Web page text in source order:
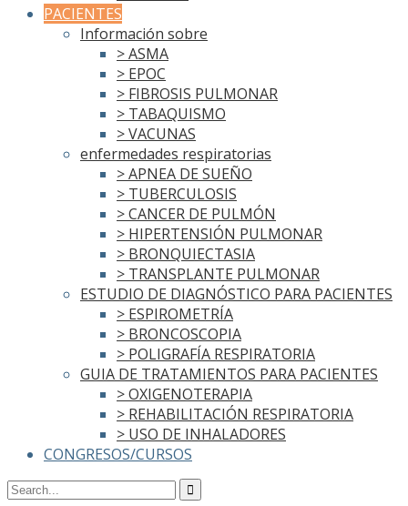
PACIENTES
Información sobre
> ASMA
> EPOC
> FIBROSIS PULMONAR
> TABAQUISMO
> VACUNAS
enfermedades respiratorias
> APNEA DE SUEÑO
> TUBERCULOSIS
> CANCER DE PULMÓN
> HIPERTENSIÓN PULMONAR
> BRONQUIECTASIA
> TRANSPLANTE PULMONAR
ESTUDIO DE DIAGNÓSTICO PARA PACIENTES
> ESPIROMETRÍA
> BRONCOSCOPIA
> POLIGRAFÍA RESPIRATORIA
GUIA DE TRATAMIENTOS PARA PACIENTES
> OXIGENOTERAPIA
> REHABILITACIÓN RESPIRATORIA
> USO DE INHALADORES
CONGRESOS/CURSOS